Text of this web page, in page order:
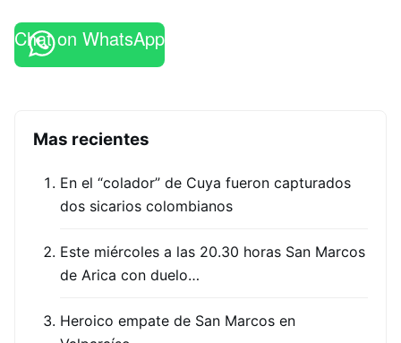
Chat on WhatsApp
Mas recientes
En el “colador” de Cuya fueron capturados
dos sicarios colombianos
Este miércoles a las 20.30 horas San Marcos
de Arica con duelo…
Heroico empate de San Marcos en